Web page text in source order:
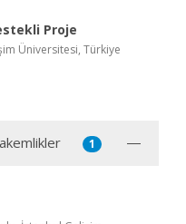
Proje
Üniversitesi, Türkiye
1